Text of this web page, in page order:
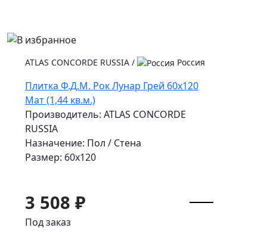
ATLAS CONCORDE RUSSIA / Россия
Плитка Ф.Д.М. Рок Лунар Грей 60x120
Мат (1,44 кв.м.)
Производитель: ATLAS CONCORDE
RUSSIA
Назначение: Пол / Стена
Размер: 60x120
3 508 ₽
Под заказ